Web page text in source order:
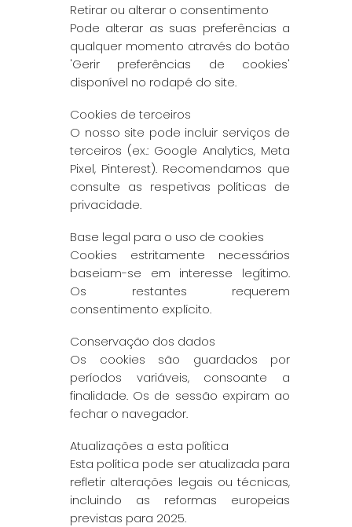
Retirar ou alterar o consentimento
Pode alterar as suas preferências a
qualquer momento através do botão
'Gerir preferências de cookies'
disponível no rodapé do site.
Cookies de terceiros
O nosso site pode incluir serviços de
terceiros (ex.: Google Analytics, Meta
Pixel, Pinterest). Recomendamos que
consulte as respetivas políticas de
privacidade.
Base legal para o uso de cookies
Cookies estritamente necessários
baseiam-se em interesse legítimo.
Os restantes requerem
consentimento explícito.
Conservação dos dados
Os cookies são guardados por
períodos variáveis, consoante a
finalidade. Os de sessão expiram ao
fechar o navegador.
Atualizações a esta política
Esta política pode ser atualizada para
refletir alterações legais ou técnicas,
incluindo as reformas europeias
previstas para 2025.